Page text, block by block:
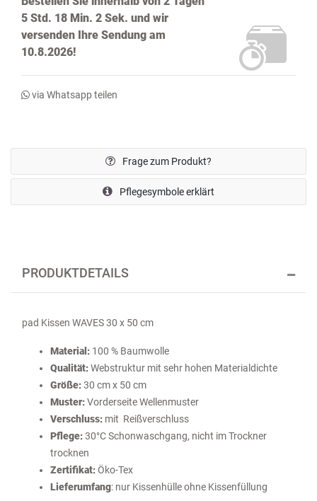
5 Std. 18 Min. 1 Sek. und wir
versenden Ihre Sendung am
10.8.2026!
via Whatsapp teilen
Frage zum Produkt?
Pflegesymbole erklärt
PRODUKTDETAILS
pad Kissen WAVES 30 x 50 cm
Material: 100 % Baumwolle
Qualität:Webstruktur mit sehr hohen Materialdichte
Größe:30 cm x 50 cm
Muster:Vorderseite Wellenmuster
Verschluss: mit Reißverschluss
Pflege:30°C Schonwaschgang, nicht im Trockner
trocknen
Zertifikat:Öko-Tex
Lieferumfang: nur Kissenhülle ohne Kissenfüllung